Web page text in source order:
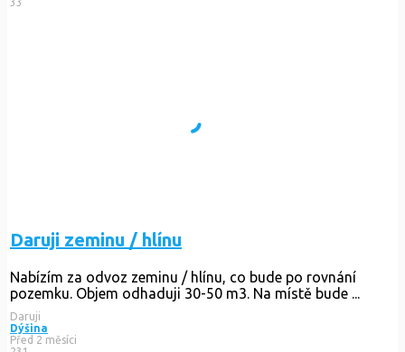
Daruji zeminu / hlínu
Nabízím za odvoz zeminu / hlínu, co bude po rovnání
pozemku. Objem odhaduji 30-50 m3. Na místě bude ...
Daruji
Dýšina
Před 2 měsíci